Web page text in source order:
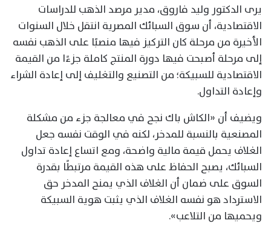
يرى الدكتور وليد فاروق، مدير مرصد الذهب للدراسات
الاقتصادية، أن سوق السبائك المصرية انتقل خلال السنوات
الأخيرة من مرحلة كان التركيز فيها منصبًا على الذهب نفسه
إلى مرحلة أصبحت فيها دورة المنتج كاملة جزءًا من القيمة
الاقتصادية للسبيكة؛ من التصنيع والتغليف إلى إعادة الشراء
وإعادة التداول.
ويضيف أن «الكاش باك نجح في معالجة جزء من مشكلة
المصنعية بالنسبة للمدخر، لكنه في الوقت نفسه جعل
الغلاف يحمل قيمة مالية واضحة، ومع اتساع إعادة تداول
السبائك، يصبح الحفاظ على هذه القيمة مرتبطًا بقدرة
السوق على ضمان أن الغلاف الذي يمنح المدخر حق
الاسترداد هو نفسه الغلاف الذي يثبت هوية السبيكة
ويحميها من التلاعب».